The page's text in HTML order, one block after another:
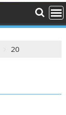
20